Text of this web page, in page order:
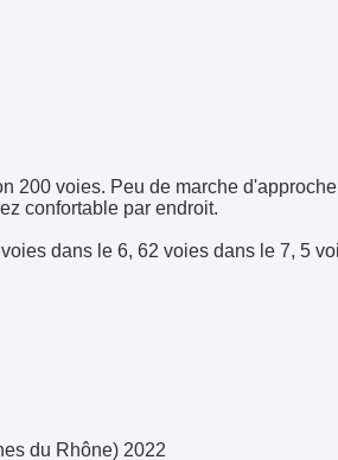
200 voies. Peu de marche
confortable par endroit.
dans le 6, 62 voies dans le 7, 5
du Rhône) 2022